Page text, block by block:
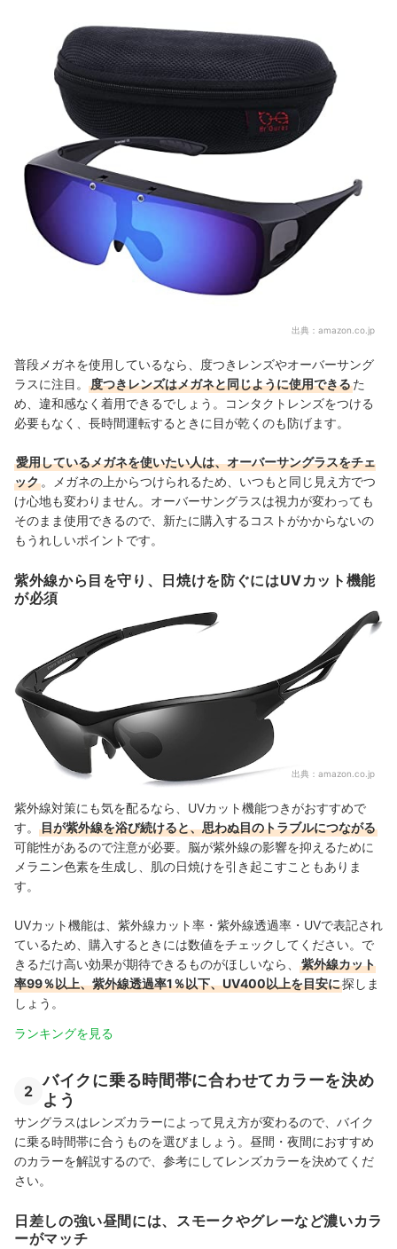
出典： amazon.co.jp
普段メガネを使用しているなら、度つきレンズやオーバーサング
ラスに注目。
度つきレンズはメガネと同じように使用できるた
め、違和感なく着用できるでしょう。コンタクトレンズをつける
必要もなく、長時間運転するときに目が乾くのも防げます。
愛用しているメガネを使いたい人は、オーバーサングラスをチェ
ック 。メガネの上からつけられるため、いつもと同じ見え方でつ
け心地も変わりません。オーバーサングラスは視力が変わっても
そのまま使用できるので、新たに購入するコストがかからないの
もうれしいポイントです。
紫外線から目を守り、日焼けを防ぐにはUVカット機能
が必須
出典： amazon.co.jp
紫外線対策にも気を配るなら、UVカット機能つきがおすすめで
す。
目が紫外線を浴び続けると、思わぬ目のトラブルにつながる
可能性があるので注意が必要。脳が紫外線の影響を抑えるために
メラニン色素を生成し、肌の日焼けを引き起こすこともありま
す。
UVカット機能は、紫外線カット率・紫外線透過率・UVで表記され
ているため、購入するときには数値をチェックしてください。で
きるだけ高い効果が期待できるものがほしいなら、
紫外線カット
率99％以上、紫外線透過率1％以下、UV400以上を目安に探しま
しょう。
ランキングを見る
2
バイクに乗る時間帯に合わせてカラーを決め
よう
サングラスはレンズカラーによって見え方が変わるので、バイク
に乗る時間帯に合うものを選びましょう。昼間・夜間におすすめ
のカラーを解説するので、参考にしてレンズカラーを決めてくだ
さい。
日差しの強い昼間には、スモークやグレーなど濃いカラ
ーがマッチ